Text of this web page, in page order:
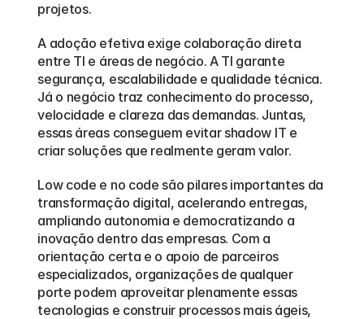
projetos.
A adoção efetiva exige colaboração direta
entre TI e áreas de negócio. A TI garante
segurança, escalabilidade e qualidade técnica.
Já o negócio traz conhecimento do processo,
velocidade e clareza das demandas. Juntas,
essas áreas conseguem evitar shadow IT e
criar soluções que realmente geram valor.
Low code e no code são pilares importantes da
transformação digital, acelerando entregas,
ampliando autonomia e democratizando a
inovação dentro das empresas. Com a
orientação certa e o apoio de parceiros
especializados, organizações de qualquer
porte podem aproveitar plenamente essas
tecnologias e construir processos mais ágeis,